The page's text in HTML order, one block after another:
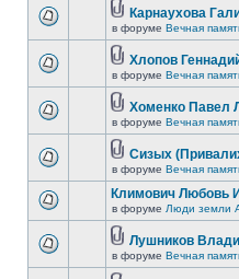
Карнаухова
в форуме Вечная
Хлопов
в форуме Вечная
Хоменко Павел
в форуме Вечная
Сизых
в форуме Вечная
Климович Любовь
в форуме Люди земли
Лушников
в форуме Вечная